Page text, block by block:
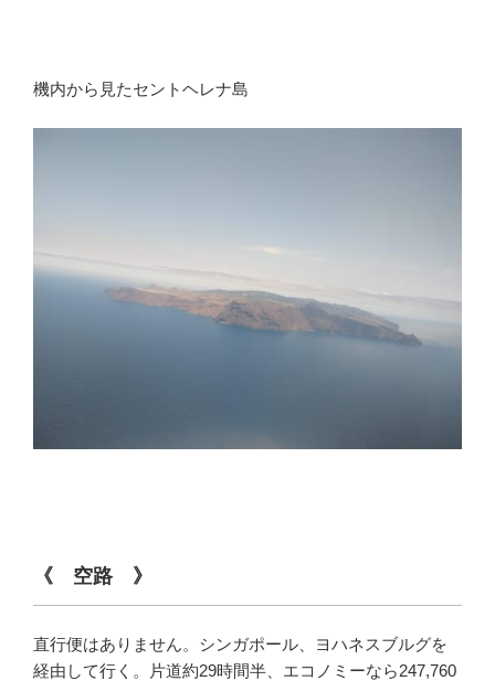
機内から見たセントヘレナ島
《 空路 》
直行便はありません。シンガポール、ヨハネスブルグを
経由して行く。片道約29時間半、エコノミーなら247,760